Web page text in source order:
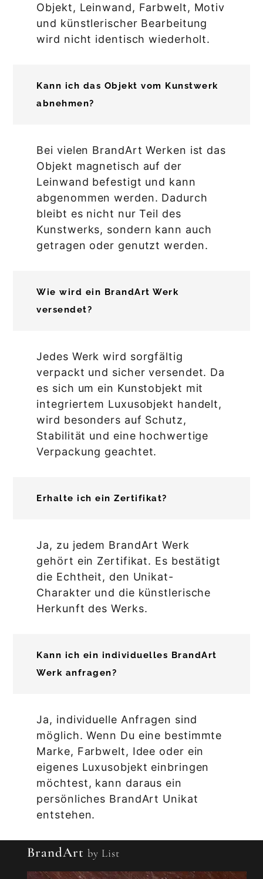
Objekt, Leinwand, Farbwelt, Motiv
und künstlerischer Bearbeitung
wird nicht identisch wiederholt.
Kann ich das Objekt vom Kunstwerk
abnehmen?
Bei vielen BrandArt Werken ist das
Objekt magnetisch auf der
Leinwand befestigt und kann
abgenommen werden. Dadurch
bleibt es nicht nur Teil des
Kunstwerks, sondern kann auch
getragen oder genutzt werden.
Wie wird ein BrandArt Werk
versendet?
Jedes Werk wird sorgfältig
verpackt und sicher versendet. Da
es sich um ein Kunstobjekt mit
integriertem Luxusobjekt handelt,
wird besonders auf Schutz,
Stabilität und eine hochwertige
Verpackung geachtet.
Erhalte ich ein Zertifikat?
Ja, zu jedem BrandArt Werk
gehört ein Zertifikat. Es bestätigt
die Echtheit, den Unikat-
Charakter und die künstlerische
Herkunft des Werks.
Kann ich ein individuelles BrandArt
Werk anfragen?
Ja, individuelle Anfragen sind
möglich. Wenn Du eine bestimmte
Marke, Farbwelt, Idee oder ein
eigenes Luxusobjekt einbringen
möchtest, kann daraus ein
persönliches BrandArt Unikat
entstehen.
BrandArt by List